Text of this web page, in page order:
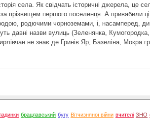
села. Як свідчать історичні джерела, це
прізвищем першого поселенця. А привабили
родючими чорноземами, і, насамперед,
давні назви вулиць (Зеленянка,
не знає де Гринів Яр, Базеліна, Мокра
брацлавський бугу Вітчизняної війни вчителі ЗНО